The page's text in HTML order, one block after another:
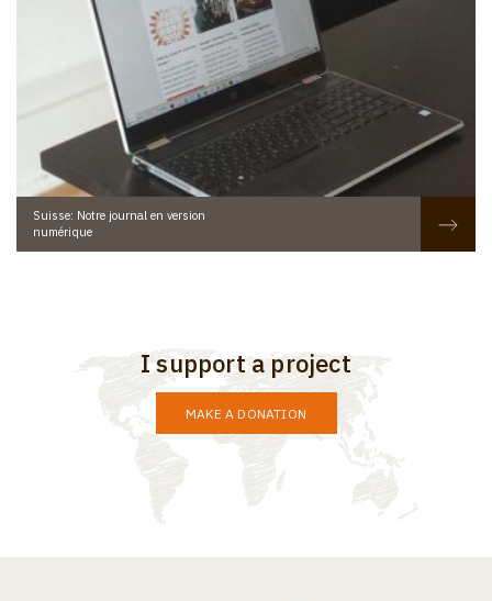
Suisse: Notre journal en version
numérique
I support a project
MAKE A DONATION